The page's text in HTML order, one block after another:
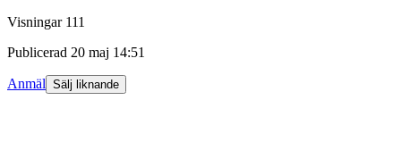
Visningar 111
Publicerad 20 maj 14:51
Anmäl Sälj liknande